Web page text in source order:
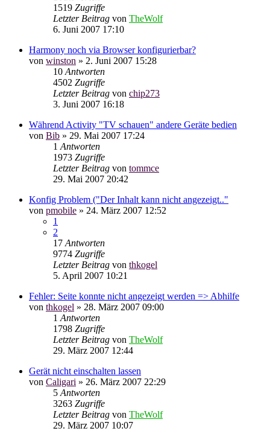
1519 Zugriffe
Letzter Beitrag von TheWolf
6. Juni 2007 17:10
Harmony noch via Browser konfigurierbar?
von winston » 2. Juni 2007 15:28
10 Antworten
4502 Zugriffe
Letzter Beitrag von chip273
3. Juni 2007 16:18
Während Activity "TV schauen" andere Geräte bedien
von Bib » 29. Mai 2007 17:24
1 Antworten
1973 Zugriffe
Letzter Beitrag von tommce
29. Mai 2007 20:42
Konfig Problem ("Der Inhalt kann nicht angezeigt.."
von pmobile » 24. März 2007 12:52
1
2
17 Antworten
9774 Zugriffe
Letzter Beitrag von thkogel
5. April 2007 10:21
Fehler: Seite konnte nicht angezeigt werden => Abhilfe
von thkogel » 28. März 2007 09:00
1 Antworten
1798 Zugriffe
Letzter Beitrag von TheWolf
29. März 2007 12:44
Gerät nicht einschalten lassen
von Caligari » 26. März 2007 22:29
5 Antworten
3263 Zugriffe
Letzter Beitrag von TheWolf
29. März 2007 10:07